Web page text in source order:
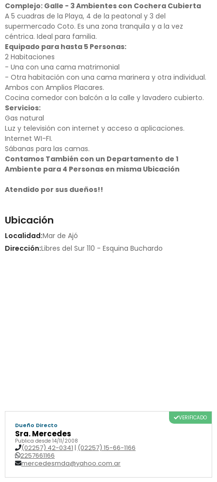
Complejo: Galle - 3 Ambientes con Cochera Cubierta
A 5 cuadras de la Playa, 4 de la peatonal y 3 del
supermercado Coto. Es una zona tranquila y a la vez
céntrica. Ideal para familia.
Equipado para hasta 5 Personas:
2 Habitaciones
- Una con una cama matrimonial
- Otra habitación con una cama marinera y otra individual.
Ambos con Amplios Placares.
Cocina comedor con balcón a la calle y lavadero cubierto.
Servicios:
Gas natural
Luz y televisión con internet y acceso a aplicaciones.
Internet WI-FI.
Sábanas para las camas.
Contamos También con un Departamento de 1
Ambiente para 4 Personas en misma Ubicación
Atendido por sus dueños!!
Ubicación
Localidad:Mar de Ajó
Dirección:Libres del Sur 110 - Esquina Buchardo
Dueño Directo
Sra. Mercedes
Publica desde 14/11/2008
(02257) 42-0341 | (02257) 15-66-1166
2257661166
mercedesmda@yahoo.com.ar
VERIFICADO